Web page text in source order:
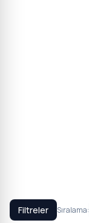
Filtreler Sıralama: